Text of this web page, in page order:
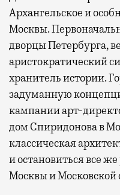
Архангельское и
Москвы.
дворцы Петербурга,
аристократический
хранитель истории.
задуманную
кампании арт-
дом Спиридонова в
классическая
и остановиться все
Москвы и Московской